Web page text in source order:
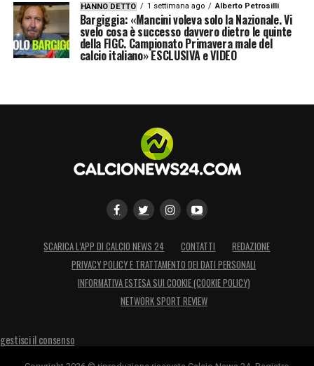
HANNO DETTO 1 settimana ago Alberto Petrosilli
Bargiggia: «Mancini voleva solo la Nazionale. Vi
svelo cosa è successo davvero dietro le quinte
della FIGC. Campionato Primavera male del
calcio italiano» ESCLUSIVA e VIDEO
SCARICA L’APP DI CALCIO NEWS 24 CONTATTI
REDAZIONE
PRIVACY POLICY E TRATTAMENTO DEI DATI PERSONALI
INFORMATIVA ESTESA SUI COOKIE (COOKIE POLICY)
NETWORK SPORT REVIEW
gestisci il consenso